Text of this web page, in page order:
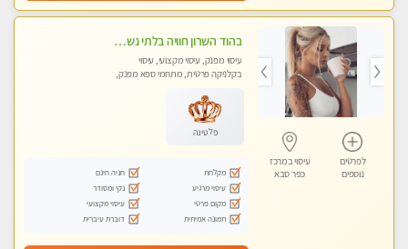
לפרטים
נוספים
עיסוי במרכז
כפר סבא
בהוד השרון חוויה בלתי נשכחת ומפנקת במיוחד
עיסוי מפנק, עיסוי מקצועי, עיסוי
בקלניקה פרטית, מתחמי ספא מפנק,
פלטינה
מקלחת
חניה חינם
עיסוי מרגיע
נקי ומסודר
מקום פרטי
עיסוי מקצועי
תמונה אמיתית
דוברת עיברית